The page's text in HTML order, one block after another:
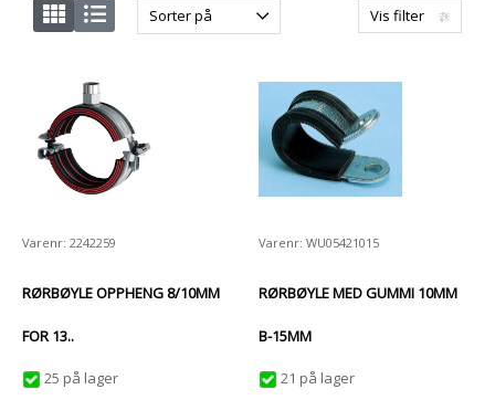
Vis filter
Sorter på
Varenr: 2242259
RØRBØYLE OPPHENG 8/10MM
FOR 13..
25 på lager
Varenr: WU05421015
RØRBØYLE MED GUMMI 10MM
B-15MM
21 på lager